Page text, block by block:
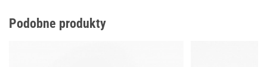
Podobne produkty